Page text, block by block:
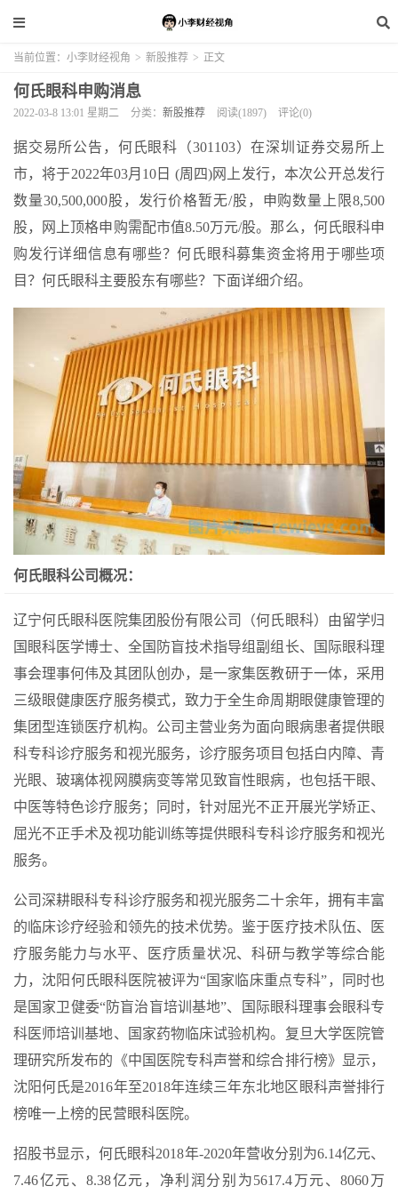
当前位置： 小李财经视角 > 新股推荐 > 正文
何氏眼科申购消息
2022-03-8 13:01 星期二 分类： 新股推荐 阅读(1897) 评论(0)
据交易所公告，何氏眼科（301103）在深圳证券交易所上
市，将于2022年03月10日 (周四)网上发行，本次公开总发行
数量30,500,000股，发行价格暂无/股，申购数量上限8,500
股，网上顶格申购需配市值8.50万元/股。那么，何氏眼科申
购发行详细信息有哪些？何氏眼科募集资金将用于哪些项
目？何氏眼科主要股东有哪些？下面详细介绍。
何氏眼科公司概况：
辽宁何氏眼科医院集团股份有限公司（何氏眼科）由留学归
国眼科医学博士、全国防盲技术指导组副组长、国际眼科理
事会理事何伟及其团队创办，是一家集医教研于一体，采用
三级眼健康医疗服务模式，致力于全生命周期眼健康管理的
集团型连锁医疗机构。公司主营业务为面向眼病患者提供眼
科专科诊疗服务和视光服务，诊疗服务项目包括白内障、青
光眼、玻璃体视网膜病变等常见致盲性眼病，也包括干眼、
中医等特色诊疗服务；同时，针对屈光不正开展光学矫正、
屈光不正手术及视功能训练等提供眼科专科诊疗服务和视光
服务。
公司深耕眼科专科诊疗服务和视光服务二十余年，拥有丰富
的临床诊疗经验和领先的技术优势。鉴于医疗技术队伍、医
疗服务能力与水平、医疗质量状况、科研与教学等综合能
力，沈阳何氏眼科医院被评为“国家临床重点专科”，同时也
是国家卫健委“防盲治盲培训基地”、国际眼科理事会眼科专
科医师培训基地、国家药物临床试验机构。复旦大学医院管
理研究所发布的《中国医院专科声誉和综合排行榜》显示，
沈阳何氏是2016年至2018年连续三年东北地区眼科声誉排行
榜唯一上榜的民营眼科医院。
招股书显示，何氏眼科2018年-2020年营收分别为6.14亿元、
7.46亿元、8.38亿元，净利润分别为5617.4万元、8060万